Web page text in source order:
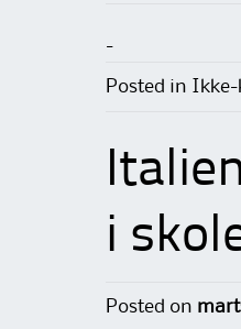
-
Posted in
i
Posted on